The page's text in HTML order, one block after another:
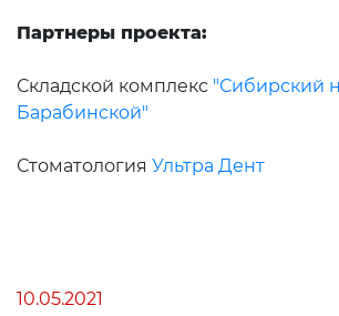
Партнеры проекта:
Складской комплекс "Сибирский
Барабинской"
Стоматология Ультра Дент
10.05.2021